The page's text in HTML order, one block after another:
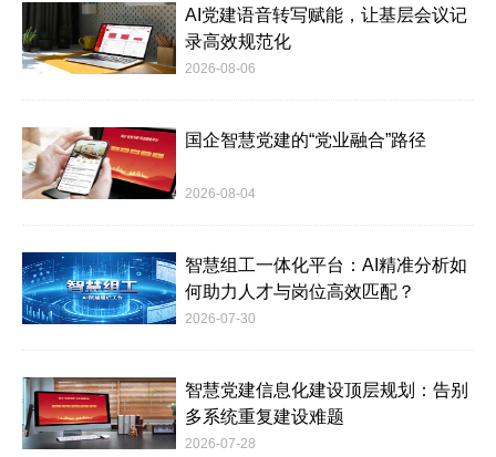
AI党建语音转写赋能，让基层会议记
录高效规范化
2026-08-06
国企智慧党建的“党业融合”路径
2026-08-04
智慧组工一体化平台：AI精准分析如
何助力人才与岗位高效匹配？
2026-07-30
智慧党建信息化建设顶层规划：告别
多系统重复建设难题
2026-07-28